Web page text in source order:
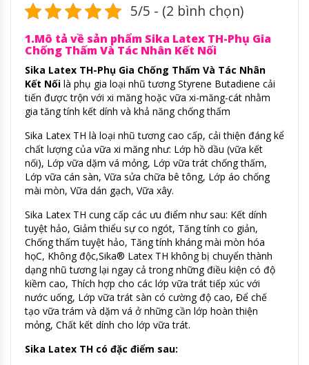
5/5 - (2 bình chọn)
1.Mô tả về sản phẩm Sika Latex TH-Phụ Gia
Chống Thấm Và Tác Nhân Kết Nối
Sika Latex TH-Phụ Gia Chống Thấm Và Tác Nhân
Kết Nối là phụ gia loại nhũ tương Styrene Butadiene cải
tiến được trộn với xi măng hoặc vữa xi-măng-cát nhằm
gia tăng tính kết dính và khả năng chống thấm
Sika Latex TH là loại nhũ tương cao cấp, cải thiện đáng kể
chất lượng của vữa xi măng như: Lớp hồ dầu (vữa kết
nối), Lớp vữa dặm vá mỏng, Lớp vữa trát chống thấm,
Lớp vữa cán sàn, Vữa sửa chữa bê tông, Lớp áo chống
mài mòn, Vữa dán gạch, Vữa xây.
Sika Latex TH cung cấp các ưu điểm như sau: Kết dính
tuyệt hảo, Giảm thiểu sự co ngót, Tăng tính co giản,
Chống thấm tuyệt hảo, Tăng tính kháng mài mòn hóa
họC, Không độc,Sika® Latex TH không bị chuyển thành
dạng nhũ tương lại ngay cả trong những điều kiện có độ
kiềm cao, Thích hợp cho các lớp vữa trát tiếp xúc với
nước uống, Lớp vữa trát sàn có cường độ cao, Để chế
tạo vữa trám và dặm vá ở những cần lớp hoàn thiện
mỏng, Chất kết dính cho lớp vữa trát.
Sika Latex TH có đặc điểm sau: